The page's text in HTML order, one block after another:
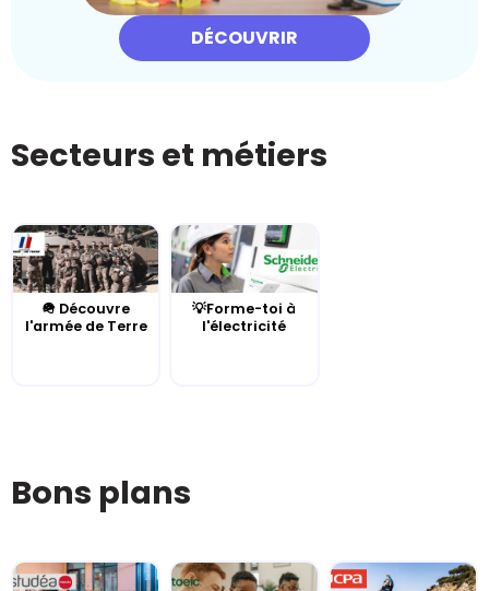
DÉCOUVRIR
Secteurs et métiers
🪖 Découvre
l'armée de Terre
💡Forme-toi à
l'électricité
Bons plans